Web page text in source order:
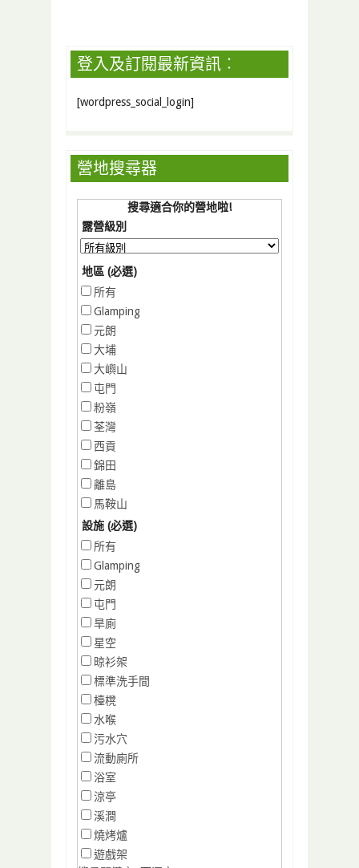
登入及訂閱最新資訊︰
[wordpress_social_login]
營地搜尋器
搜尋適合你的營地啦!
露營級別
地區 (必選)
所有
Glamping
元朗
大埔
大嶼山
屯門
粉嶺
荃灣
西貢
錦田
離島
馬鞍山
設施 (必選)
所有
Glamping
元朗
屯門
旱廁
星空
晾衫架
標準洗手間
檯櫈
水喉
污水穴
流動廁所
浴室
涼亭
溪澗
燒烤爐
遊戲架